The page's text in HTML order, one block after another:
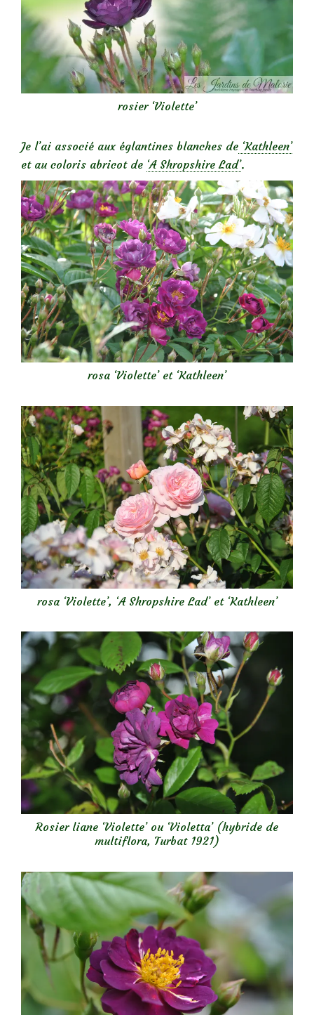
rosier ‘Violette’
Je l’ai associé aux églantines blanches de ‘Kathleen’
et au coloris abricot de ‘A Shropshire Lad’.
rosa ‘Violette’ et ‘Kathleen’
rosa ‘Violette’, ‘A Shropshire Lad’ et ‘Kathleen’
Rosier liane ‘Violette’ ou ‘Violetta’ (hybride de
multiflora, Turbat 1921)